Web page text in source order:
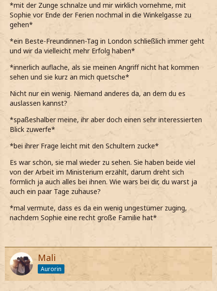
*mit der Zunge schnalze und mir wirklich vornehme, mit
Sophie vor Ende der Ferien nochmal in die Winkelgasse zu
gehen*
*ein Beste-Freundinnen-Tag in London schließlich immer geht
und wir da vielleicht mehr Erfolg haben*
*innerlich auflache, als sie meinen Angriff nicht hat kommen
sehen und sie kurz an mich quetsche*
Nicht nur ein wenig. Niemand anderes da, an dem du es
auslassen kannst?
*spaßeshalber meine, ihr aber doch einen sehr interessierten
Blick zuwerfe*
*bei ihrer Frage leicht mit den Schultern zucke*
Es war schön, sie mal wieder zu sehen. Sie haben beide viel
von der Arbeit im Ministerium erzählt, darum dreht sich
förmlich ja auch alles bei ihnen. Wie wars bei dir, du warst ja
auch ein paar Tage zuhause?
*mal vermute, dass es da ein wenig ungestümer zuging,
nachdem Sophie eine recht große Familie hat*
Mali
Aurorin